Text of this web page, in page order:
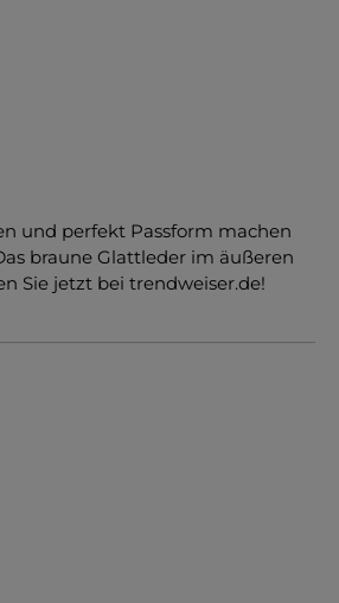
und perfekt Passform machen
braune Glattleder im äußeren
Sie jetzt bei trendweiser.de!